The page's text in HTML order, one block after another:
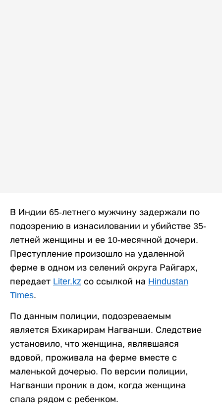
В Индии 65-летнего мужчину задержали по
подозрению в изнасиловании и убийстве 35-
летней женщины и ее 10-месячной дочери.
Преступление произошло на удаленной
ферме в одном из селений округа Райгарх,
передает Liter.kz со ссылкой на Hindustan
Times.
По данным полиции, подозреваемым
является Бхикарирам Нагванши. Следствие
установило, что женщина, являвшаяся
вдовой, проживала на ферме вместе с
маленькой дочерью. По версии полиции,
Нагванши проник в дом, когда женщина
спала рядом с ребенком.